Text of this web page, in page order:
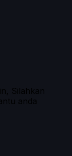
Silahkan
anda